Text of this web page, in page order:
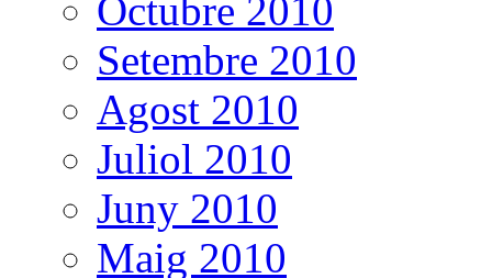
Octubre 2010
Setembre 2010
Agost 2010
Juliol 2010
Juny 2010
Maig 2010